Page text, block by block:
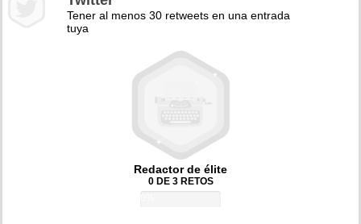
Tener al menos 30 retweets en una entrada
tuya
Redactor de élite
0 DE 3 RETOS